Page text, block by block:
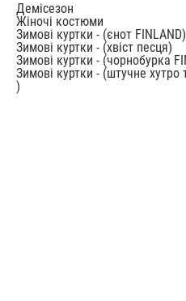
Демісезон
Жіночі костюми
Зимові куртки - (єнот FINLAND)
Зимові куртки - (хвіст песця)
Зимові куртки - (чорнобурка
Зимові куртки - (штучне хутро
)